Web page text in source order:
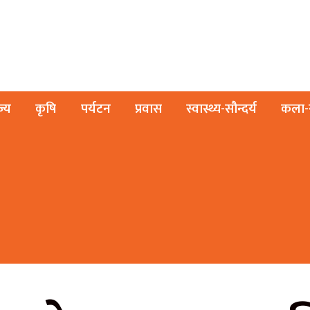
कृषि पर्यटन प्रवास स्वास्थ्य-सौन्दर्य कला-